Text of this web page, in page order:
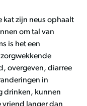
kat zijn neus ophaalt
om tal van
is het een
overgeven, diarree
in
drinken, kunnen